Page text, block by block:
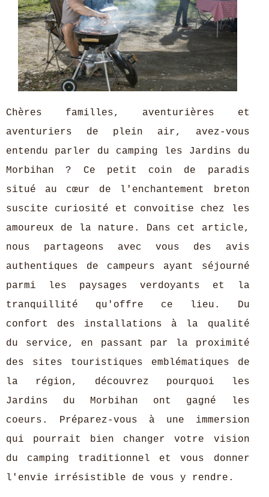
Chères familles, aventurières et
aventuriers de plein air, avez-vous
entendu parler du camping les Jardins du
Morbihan ? Ce petit coin de paradis
situé au cœur de l'enchantement breton
suscite curiosité et convoitise chez les
amoureux de la nature. Dans cet article,
nous partageons avec vous des avis
authentiques de campeurs ayant séjourné
parmi les paysages verdoyants et la
tranquillité qu'offre ce lieu. Du
confort des installations à la qualité
du service, en passant par la proximité
des sites touristiques emblématiques de
la région, découvrez pourquoi les
Jardins du Morbihan ont gagné les
coeurs. Préparez-vous à une immersion
qui pourrait bien changer votre vision
du camping traditionnel et vous donner
l'envie irrésistible de vous y rendre.